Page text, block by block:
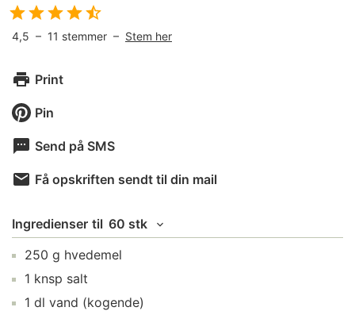
4,5 – 11 stemmer – Stem her
Print
Pin
Send på SMS
Få opskriften sendt til din mail
Ingredienser til 60 stk
250 g hvedemel
1 knsp salt
1 dl vand (kogende)